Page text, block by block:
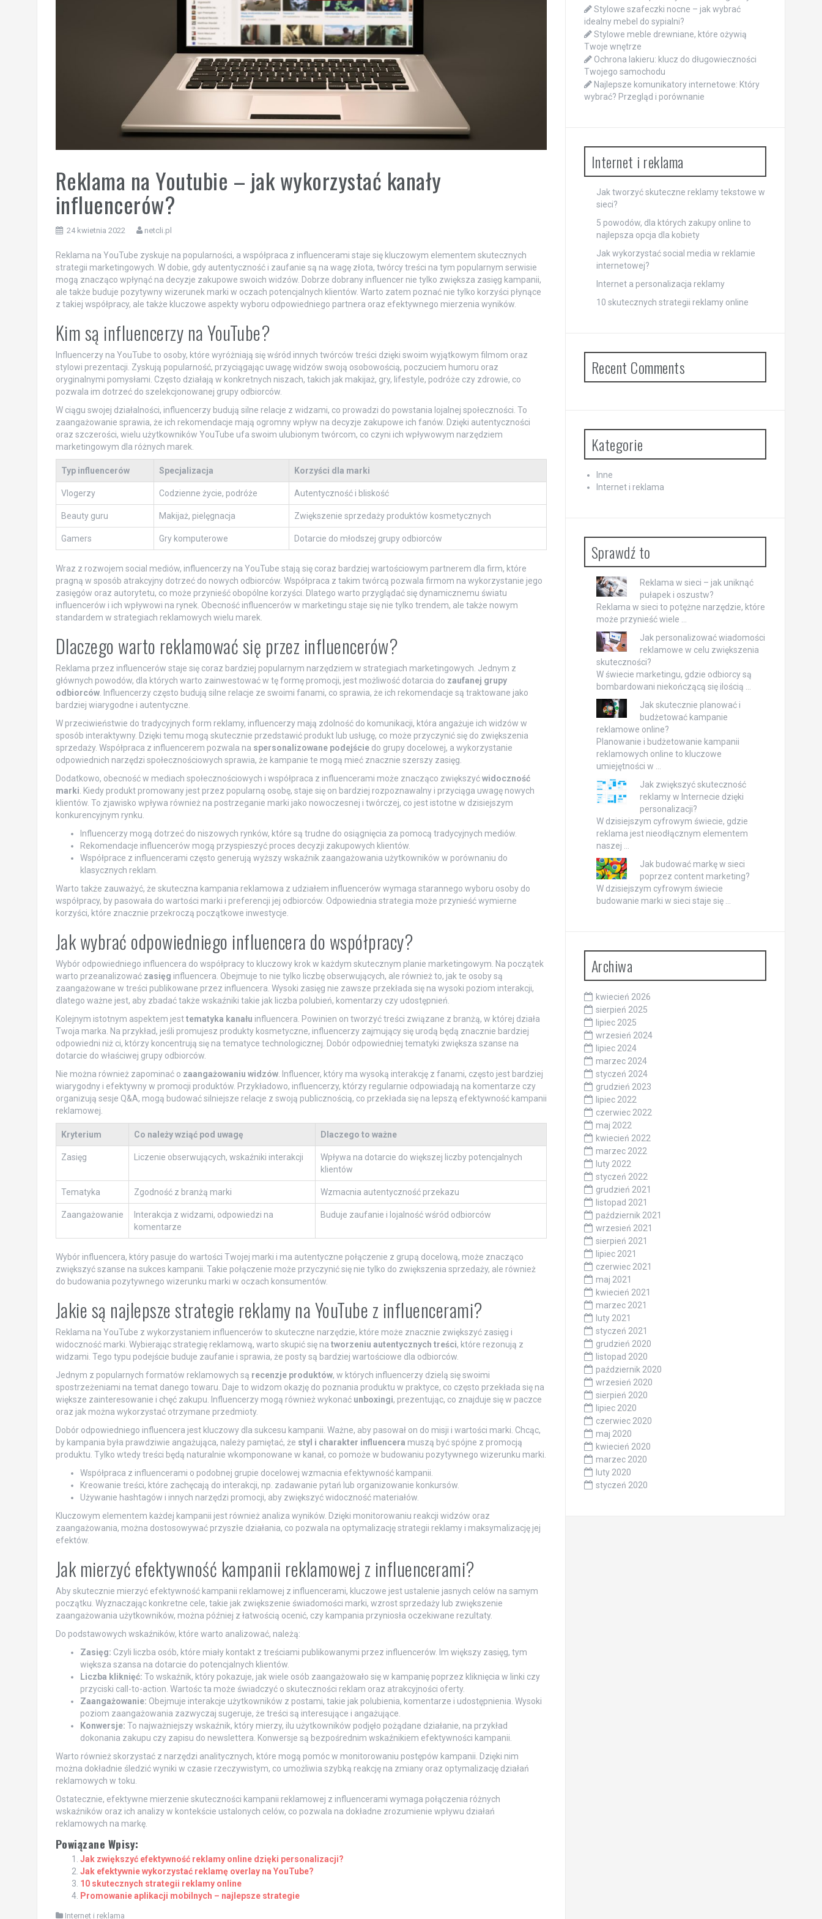
Reklama na Youtubie – jak wykorzystać kanały
influencerów?
24 kwietnia 2022 netcli.pl
Reklama na YouTube zyskuje na popularności, a współpraca z influencerami staje się kluczowym elementem skutecznych
strategii marketingowych. W dobie, gdy autentyczność i zaufanie są na wagę złota, twórcy treści na tym popularnym serwisie
mogą znacząco wpłynąć na decyzje zakupowe swoich widzów. Dobrze dobrany influencer nie tylko zwiększa zasięg kampanii,
ale także buduje pozytywny wizerunek marki w oczach potencjalnych klientów. Warto zatem poznać nie tylko korzyści płynące
z takiej współpracy, ale także kluczowe aspekty wyboru odpowiedniego partnera oraz efektywnego mierzenia wyników.
Kim są influencerzy na YouTube?
Influencerzy na YouTube to osoby, które wyróżniają się wśród innych twórców treści dzięki swoim wyjątkowym filmom oraz
stylowi prezentacji. Zyskują popularność, przyciągając uwagę widzów swoją osobowością, poczuciem humoru oraz
oryginalnymi pomysłami. Często działają w konkretnych niszach, takich jak makijaż, gry, lifestyle, podróże czy zdrowie, co
pozwala im dotrzeć do szelekcjonowanej grupy odbiorców.
W ciągu swojej działalności, influencerzy budują silne relacje z widzami, co prowadzi do powstania lojalnej społeczności. To
zaangażowanie sprawia, że ich rekomendacje mają ogromny wpływ na decyzje zakupowe ich fanów. Dzięki autentyczności
oraz szczerości, wielu użytkowników YouTube ufa swoim ulubionym twórcom, co czyni ich wpływowym narzędziem
marketingowym dla różnych marek.
Typ influencerów Specjalizacja Korzyści dla marki
Vlogerzy Codzienne życie, podróże Autentyczność i bliskość
Beauty guru Makijaż, pielęgnacja Zwiększenie sprzedaży produktów kosmetycznych
Gamers Gry komputerowe Dotarcie do młodszej grupy odbiorców
Wraz z rozwojem social mediów, influencerzy na YouTube stają się coraz bardziej wartościowym partnerem dla firm, które
pragną w sposób atrakcyjny dotrzeć do nowych odbiorców. Współpraca z takim twórcą pozwala firmom na wykorzystanie jego
zasięgów oraz autorytetu, co może przynieść obopólne korzyści. Dlatego warto przyglądać się dynamicznemu światu
influencerów i ich wpływowi na rynek. Obecność influencerów w marketingu staje się nie tylko trendem, ale także nowym
standardem w strategiach reklamowych wielu marek.
Dlaczego warto reklamować się przez influencerów?
Reklama przez influencerów staje się coraz bardziej popularnym narzędziem w strategiach marketingowych. Jednym z
głównych powodów, dla których warto zainwestować w tę formę promocji, jest możliwość dotarcia do zaufanej grupy
odbiorców. Influencerzy często budują silne relacje ze swoimi fanami, co sprawia, że ich rekomendacje są traktowane jako
bardziej wiarygodne i autentyczne.
W przeciwieństwie do tradycyjnych form reklamy, influencerzy mają zdolność do komunikacji, która angażuje ich widzów w
sposób interaktywny. Dzięki temu mogą skutecznie przedstawić produkt lub usługę, co może przyczynić się do zwiększenia
sprzedaży. Współpraca z influencerem pozwala na spersonalizowane podejściedo grupy docelowej, a wykorzystanie
odpowiednich narzędzi społecznościowych sprawia, że kampanie te mogą mieć znacznie szerszy zasięg.
Dodatkowo, obecność w mediach społecznościowych i współpraca z influencerami może znacząco zwiększyćwidoczność
marki . Kiedy produkt promowany jest przez popularną osobę, staje się on bardziej rozpoznawalny i przyciąga uwagę nowych
klientów. To zjawisko wpływa również na postrzeganie marki jako nowoczesnej i twórczej, co jest istotne w dzisiejszym
konkurencyjnym rynku.
Influencerzy mogą dotrzeć do niszowych rynków, które są trudne do osiągnięcia za pomocą tradycyjnych mediów.
Rekomendacje influencerów mogą przyspieszyć proces decyzji zakupowych klientów.
Współprace z influencerami często generują wyższy wskaźnik zaangażowania użytkowników w porównaniu do
klasycznych reklam.
Warto także zauważyć, że skuteczna kampania reklamowa z udziałem influencerów wymaga starannego wyboru osoby do
współpracy, by pasowała do wartości marki i preferencji jej odbiorców. Odpowiednia strategia może przynieść wymierne
korzyści, które znacznie przekroczą początkowe inwestycje.
Jak wybrać odpowiedniego influencera do współpracy?
Wybór odpowiedniego influencera do współpracy to kluczowy krok w każdym skutecznym planie marketingowym. Na początek
warto przeanalizować zasięg influencera. Obejmuje to nie tylko liczbę obserwujących, ale również to, jak te osoby są
zaangażowane w treści publikowane przez influencera. Wysoki zasięg nie zawsze przekłada się na wysoki poziom interakcji,
dlatego ważne jest, aby zbadać także wskaźniki takie jak liczba polubień, komentarzy czy udostępnień.
Kolejnym istotnym aspektem jesttematyka kanału influencera. Powinien on tworzyć treści związane z branżą, w której działa
Twoja marka. Na przykład, jeśli promujesz produkty kosmetyczne, influencerzy zajmujący się urodą będą znacznie bardziej
odpowiedni niż ci, którzy koncentrują się na tematyce technologicznej. Dobór odpowiedniej tematyki zwiększa szanse na
dotarcie do właściwej grupy odbiorców.
Nie można również zapominać o zaangażowaniu widzów. Influencer, który ma wysoką interakcję z fanami, często jest bardziej
wiarygodny i efektywny w promocji produktów. Przykładowo, influencerzy, którzy regularnie odpowiadają na komentarze czy
organizują sesje Q&A, mogą budować silniejsze relacje z swoją publicznością, co przekłada się na lepszą efektywność kampanii
reklamowej.
Kryterium Co należy wziąć pod uwagę Dlaczego to ważne
Zasięg Liczenie obserwujących, wskaźniki interakcji
Wpływa na dotarcie do większej liczby potencjalnych
klientów
Tematyka Zgodność z branżą marki Wzmacnia autentyczność przekazu
Zaangażowanie
Interakcja z widzami, odpowiedzi na
komentarze
Buduje zaufanie i lojalność wśród odbiorców
Wybór influencera, który pasuje do wartości Twojej marki i ma autentyczne połączenie z grupą docelową, może znacząco
zwiększyć szanse na sukces kampanii. Takie połączenie może przyczynić się nie tylko do zwiększenia sprzedaży, ale również
do budowania pozytywnego wizerunku marki w oczach konsumentów.
Jakie są najlepsze strategie reklamy na YouTube z influencerami?
Reklama na YouTube z wykorzystaniem influencerów to skuteczne narzędzie, które może znacznie zwiększyć zasięg i
widoczność marki. Wybierając strategię reklamową, warto skupić się na tworzeniu autentycznych treści, które rezonują z
widzami. Tego typu podejście buduje zaufanie i sprawia, że posty są bardziej wartościowe dla odbiorców.
Jednym z popularnych formatów reklamowych są recenzje produktów, w których influencerzy dzielą się swoimi
spostrzeżeniami na temat danego towaru. Daje to widzom okazję do poznania produktu w praktyce, co często przekłada się na
większe zainteresowanie i chęć zakupu. Influencerzy mogą również wykonać unboxingi, prezentując, co znajduje się w paczce
oraz jak można wykorzystać otrzymane przedmioty.
Dobór odpowiedniego influencera jest kluczowy dla sukcesu kampanii. Ważne, aby pasował on do misji i wartości marki. Chcąc,
by kampania była prawdziwie angażująca, należy pamiętać, że styl i charakter influencera muszą być spójne z promocją
produktu. Tylko wtedy treści będą naturalnie wkomponowane w kanał, co pomoże w budowaniu pozytywnego wizerunku marki.
Współpraca z influencerami o podobnej grupie docelowej wzmacnia efektywność kampanii.
Kreowanie treści, które zachęcają do interakcji, np. zadawanie pytań lub organizowanie konkursów.
Używanie hashtagów i innych narzędzi promocji, aby zwiększyć widoczność materiałów.
Kluczowym elementem każdej kampanii jest również analiza wyników. Dzięki monitorowaniu reakcji widzów oraz
zaangażowania, można dostosowywać przyszłe działania, co pozwala na optymalizację strategii reklamy i maksymalizację jej
efektów.
Jak mierzyć efektywność kampanii reklamowej z influencerami?
Aby skutecznie mierzyć efektywność kampanii reklamowej z influencerami, kluczowe jest ustalenie jasnych celów na samym
początku. Wyznaczając konkretne cele, takie jak zwiększenie świadomości marki, wzrost sprzedaży lub zwiększenie
zaangażowania użytkowników, można później z łatwością ocenić, czy kampania przyniosła oczekiwane rezultaty.
Do podstawowych wskaźników, które warto analizować, należą:
Zasięg: Czyli liczba osób, które miały kontakt z treściami publikowanymi przez influencerów. Im większy zasięg, tym
większa szansa na dotarcie do potencjalnych klientów.
Liczba kliknięć: To wskaźnik, który pokazuje, jak wiele osób zaangażowało się w kampanię poprzez kliknięcia w linki czy
przyciski call-to-action. Wartośc ta może świadczyć o skuteczności reklam oraz atrakcyjności oferty.
Zaangażowanie: Obejmuje interakcje użytkowników z postami, takie jak polubienia, komentarze i udostępnienia. Wysoki
poziom zaangażowania zazwyczaj sugeruje, że treści są interesujące i angażujące.
Konwersje: To najważniejszy wskaźnik, który mierzy, ilu użytkowników podjęło pożądane działanie, na przykład
dokonania zakupu czy zapisu do newslettera. Konwersje są bezpośrednim wskaźnikiem efektywności kampanii.
Warto również skorzystać z narzędzi analitycznych, które mogą pomóc w monitorowaniu postępów kampanii. Dzięki nim
można dokładnie śledzić wyniki w czasie rzeczywistym, co umożliwia szybką reakcję na zmiany oraz optymalizację działań
reklamowych w toku.
Ostatecznie, efektywne mierzenie skuteczności kampanii reklamowej z influencerami wymaga połączenia różnych
wskaźników oraz ich analizy w kontekście ustalonych celów, co pozwala na dokładne zrozumienie wpływu działań
reklamowych na markę.
Powiązane Wpisy:
Jak zwiększyć efektywność reklamy online dzięki personalizacji?
Jak efektywnie wykorzystać reklamę overlay na YouTube?
10 skutecznych strategii reklamy online
Promowanie aplikacji mobilnych – najlepsze strategie
Internet i reklama
Stylowe szafeczki nocne – jak wybrać
idealny mebel do sypialni?
Stylowe meble drewniane, które ożywią
Twoje wnętrze
Ochrona lakieru: klucz do długowieczności
Twojego samochodu
Najlepsze komunikatory internetowe: Który
wybrać? Przegląd i porównanie
Internet i reklama
Jak tworzyć skuteczne reklamy tekstowe w
sieci?
5 powodów, dla których zakupy online to
najlepsza opcja dla kobiety
Jak wykorzystać social media w reklamie
internetowej?
Internet a personalizacja reklamy
10 skutecznych strategii reklamy online
Recent Comments
Kategorie
Inne
Internet i reklama
Sprawdź to
Reklama w sieci – jak uniknąć
pułapek i oszustw?
Reklama w sieci to potężne narzędzie, które
może przynieść wiele …
Jak personalizować wiadomości
reklamowe w celu zwiększenia
skuteczności?
W świecie marketingu, gdzie odbiorcy są
bombardowani niekończącą się ilością …
Jak skutecznie planować i
budżetować kampanie
reklamowe online?
Planowanie i budżetowanie kampanii
reklamowych online to kluczowe
umiejętności w …
Jak zwiększyć skuteczność
reklamy w Internecie dzięki
personalizacji?
W dzisiejszym cyfrowym świecie, gdzie
reklama jest nieodłącznym elementem
naszej …
Jak budować markę w sieci
poprzez content marketing?
W dzisiejszym cyfrowym świecie
budowanie marki w sieci staje się …
Archiwa
kwiecień 2026
sierpień 2025
lipiec 2025
wrzesień 2024
lipiec 2024
marzec 2024
styczeń 2024
grudzień 2023
lipiec 2022
czerwiec 2022
maj 2022
kwiecień 2022
marzec 2022
luty 2022
styczeń 2022
grudzień 2021
listopad 2021
październik 2021
wrzesień 2021
sierpień 2021
lipiec 2021
czerwiec 2021
maj 2021
kwiecień 2021
marzec 2021
luty 2021
styczeń 2021
grudzień 2020
listopad 2020
październik 2020
wrzesień 2020
sierpień 2020
lipiec 2020
czerwiec 2020
maj 2020
kwiecień 2020
marzec 2020
luty 2020
styczeń 2020